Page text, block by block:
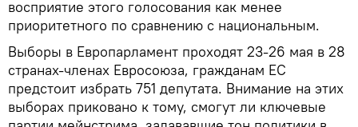
восприятие этого голосования как менее
приоритетного по сравнению с национальным.
Выборы в Европарламент проходят 23-26 мая в 28
странах-членах Евросоюза, гражданам ЕС
предстоит избрать 751 депутата. Внимание на этих
выборах приковано к тому, смогут ли ключевые